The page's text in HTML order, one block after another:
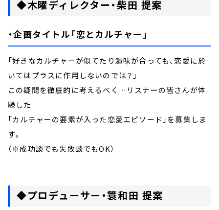
◆木曜ディレクター・柴田 提案
・企画タイトル「恋とカルチャー」
「好きなカルチャーが似てたり趣味が合っても、恋愛に於
いてはプラスに作用しないのでは？」
この疑問を徹底的に考えるべく…リスナーの皆さんが体
験した
「カルチャーの要素が入った恋愛エピソード」を募集しま
す。
（※成功談でも失敗談でもOK）
◆プロデューサー・簑和田 提案